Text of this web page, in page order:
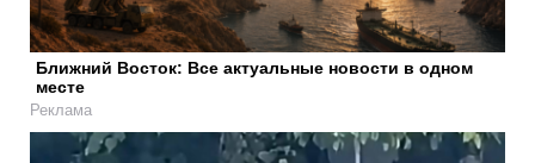
Ближний Восток: Все актуальные новости в одном
месте
Реклама